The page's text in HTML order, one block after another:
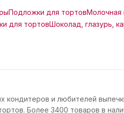
Подложки для тортовМолочная
для тортовШоколад, глазурь,
и любителей
Более 3400 товаров в